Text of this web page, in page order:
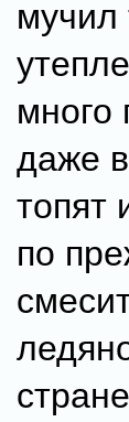
мучил
много
даже
топят
по